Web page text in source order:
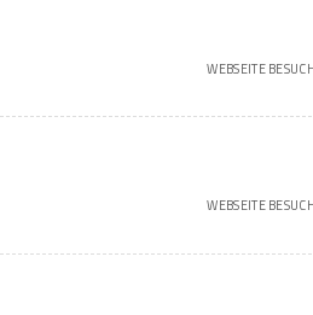
WEBSEITE
WEBSEITE